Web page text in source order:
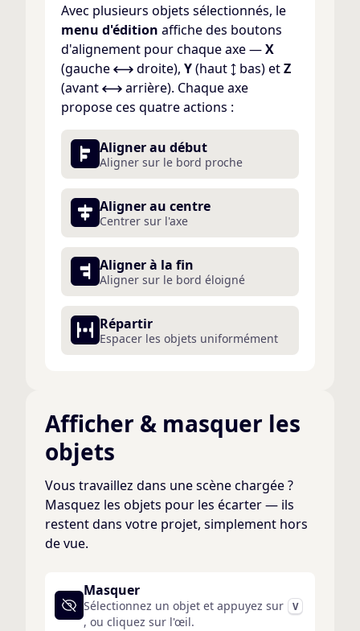
Avec plusieurs objets sélectionnés, le
menu d'édition affiche des boutons
d'alignement pour chaque axe —X
(gauche
droite), Y(haut bas) etZ
(avant
arrière). Chaque axe
propose ces quatre actions :
Aligner au début
Aligner sur le bord proche
Aligner au centre
Centrer sur l'axe
Aligner à la fin
Aligner sur le bord éloigné
Répartir
Espacer les objets uniformément
Afficher & masquer les
objets
Vous travaillez dans une scène chargée ?
Masquez les objets pour les écarter — ils
restent dans votre projet, simplement hors
de vue.
Masquer
Sélectionnez un objet et appuyez sur V
, ou cliquez sur l'œil.